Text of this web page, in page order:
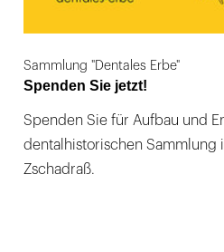
Sammlung "Dentales Erbe"
Spenden Sie jetzt!
Spenden Sie für Aufbau und
dentalhistorischen Sammlung
Zschadraß.